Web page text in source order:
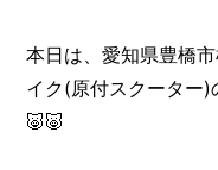
本日は、愛知県豊橋
イク(原付スクーター)
🐷🐷